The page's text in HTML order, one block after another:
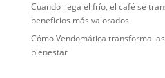
Cuando llega el frío, el café se
beneficios más valorados
Cómo Vendomática transforma
bienestar